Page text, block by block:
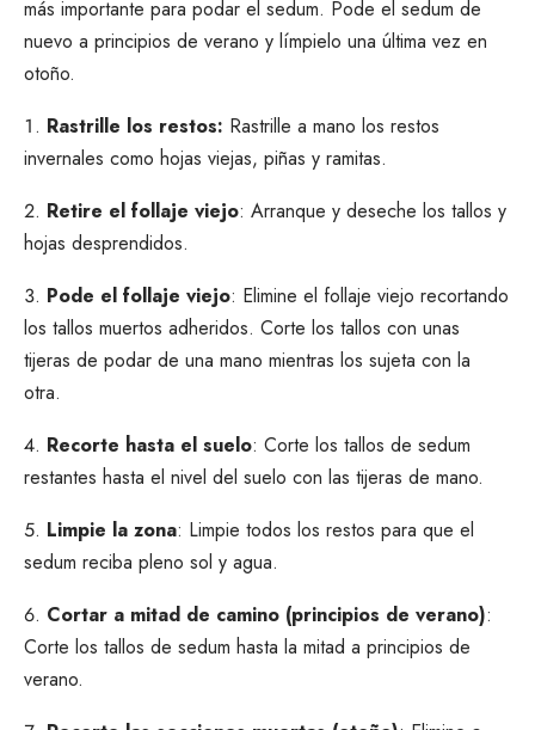
más importante para podar el sedum. Pode el sedum de
nuevo a principios de verano y límpielo una última vez en
otoño.
Rastrille los restos: Rastrille a mano los restos
invernales como hojas viejas, piñas y ramitas.
Retire el follaje viejo: Arranque y deseche los tallos y
hojas desprendidos.
Pode el follaje viejo: Elimine el follaje viejo recortando
los tallos muertos adheridos. Corte los tallos con unas
tijeras de podar de una mano mientras los sujeta con la
otra.
Recorte hasta el suelo: Corte los tallos de sedum
restantes hasta el nivel del suelo con las tijeras de mano.
Limpie la zona: Limpie todos los restos para que el
sedum reciba pleno sol y agua.
Cortar a mitad de camino (principios de verano):
Corte los tallos de sedum hasta la mitad a principios de
verano.